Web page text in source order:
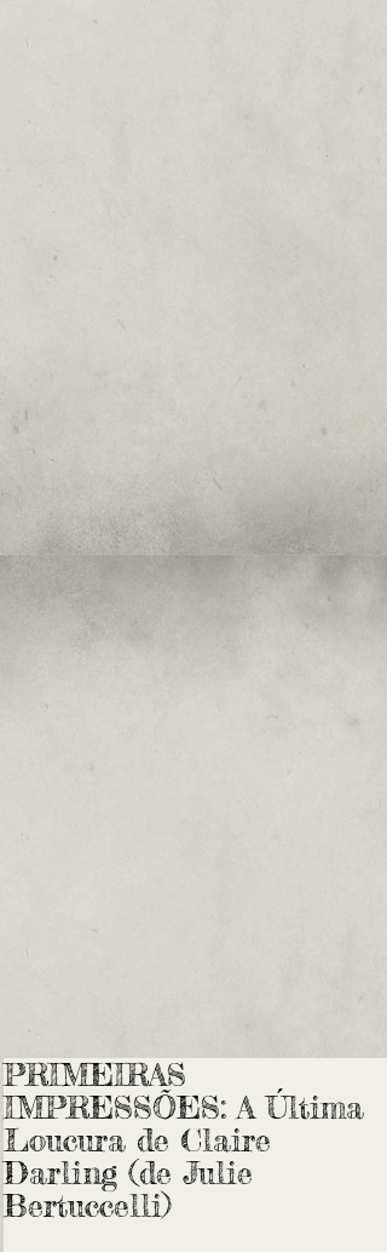
PRIMEIRAS
IMPRESSÕES: A Última
Loucura de Claire
Darling (de Julie
Bertuccelli)